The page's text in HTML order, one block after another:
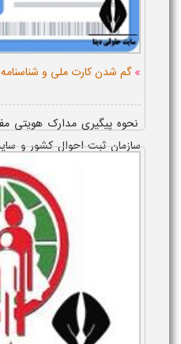
»گم شدن کارت ملی و شناسنامه
نحوه پیگیری مدارک هویتی
سازمان ثبت احوال کشور و
اقدامات پس از گم شدن کارت